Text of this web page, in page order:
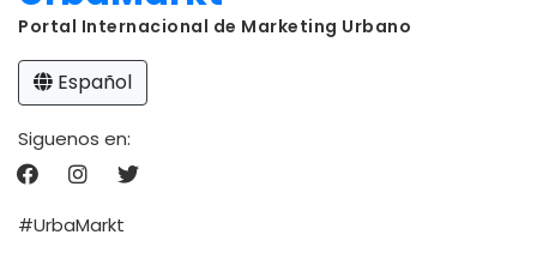
Portal Internacional de Marketing Urbano
Español
Siguenos en:
#UrbaMarkt